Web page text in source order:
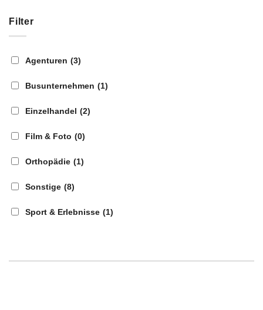
Filter
Agenturen (3)
Busunternehmen (1)
Einzelhandel (2)
Film & Foto (0)
Orthopädie (1)
Sonstige (8)
Sport & Erlebnisse (1)